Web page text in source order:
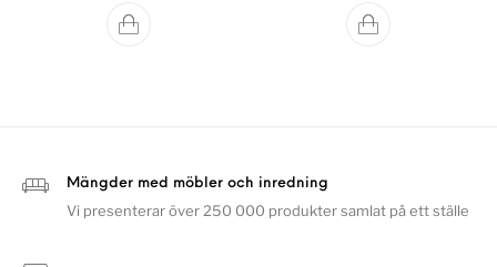
Mängder med möbler och inredning
Vi presenterar över 250 000 produkter samlat på ett ställe